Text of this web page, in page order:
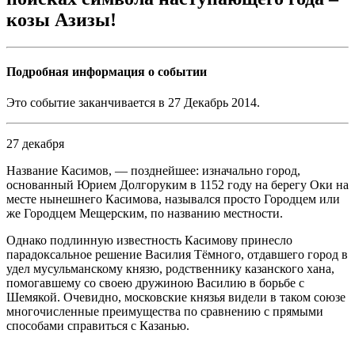
козы Азизы!
Подробная информация о событии
Это событие заканчивается в 27 Декабрь 2014.
27 декабря
Название Касимов, — позднейшее: изначально город,
основанный Юрием Долгоруким в 1152 году на берегу Оки на
месте нынешнего Касимова, назывался просто Городцем или
же Городцем Мещерским, по названию местности.
Однако подлинную известность Касимову принесло
парадоксальное решение Василия Тёмного, отдавшего город в
удел мусульманскому князю, родственнику казанского хана,
помогавшему со своею дружиною Василию в борьбе с
Шемякой. Очевидно, московские князья видели в таком союзе
многочисленные преимущества по сравнению с прямыми
способами справиться с Казанью.